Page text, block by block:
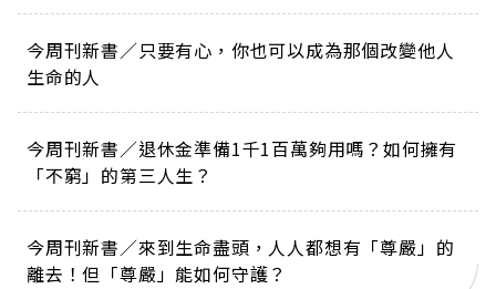
今周刊新書／只要有心，你也可以成為那個改變他人
生命的人
今周刊新書／退休金準備1千1百萬夠用嗎？如何擁有
「不窮」的第三人生？
今周刊新書／來到生命盡頭，人人都想有「尊嚴」的
離去！但「尊嚴」能如何守護？